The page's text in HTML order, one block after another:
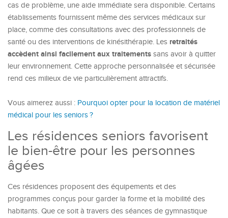
cas de problème, une aide immédiate sera disponible. Certains
établissements fournissent même des services médicaux sur
place, comme des consultations avec des professionnels de
santé ou des interventions de kinésithérapie. Les retraités
accèdent ainsi facilement aux traitements sans avoir à quitter
leur environnement. Cette approche personnalisée et sécurisée
rend ces milieux de vie particulièrement attractifs.
Vous aimerez aussi : Pourquoi opter pour la location de matériel
médical pour les seniors ?
Les résidences seniors favorisent
le bien-être pour les personnes
âgées
Ces résidences proposent des équipements et des
programmes conçus pour garder la forme et la mobilité des
habitants. Que ce soit à travers des séances de gymnastique